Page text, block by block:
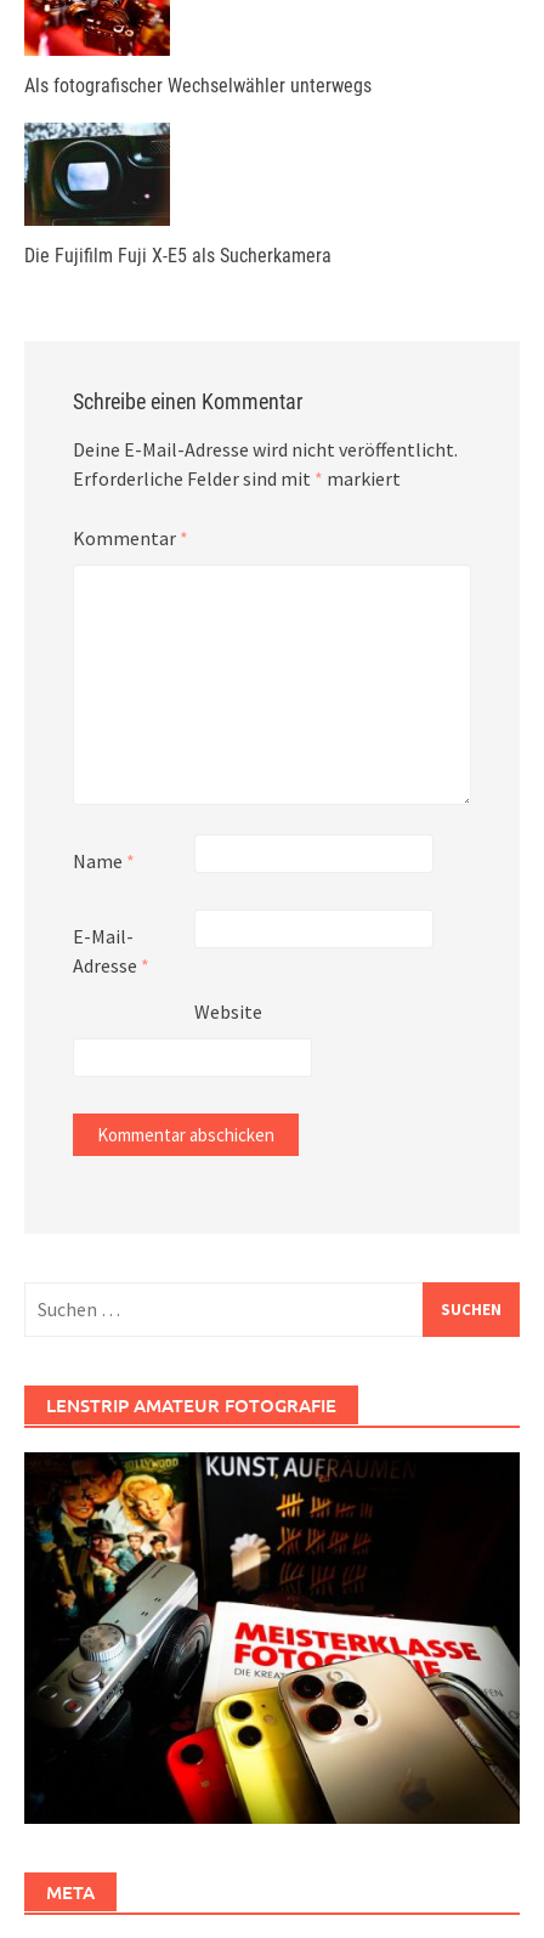
Als fotografischer Wechselwähler unterwegs
Die Fujifilm Fuji X-E5 als Sucherkamera
Schreibe einen Kommentar
Deine E-Mail-Adresse wird nicht veröffentlicht.
Erforderliche Felder sind mit * markiert
Kommentar *
Name *
E-Mail-
Adresse *
Website
nach:
LENSTRIP AMATEUR FOTOGRAFIE
META